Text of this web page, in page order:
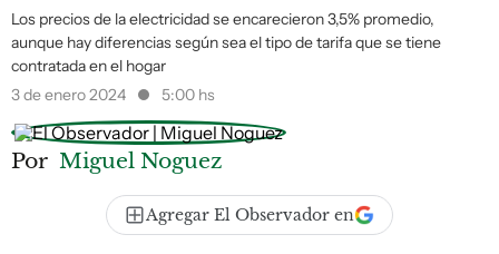
Los precios de la electricidad se encarecieron 3,5% promedio,
aunque hay diferencias según sea el tipo de tarifa que se tiene
contratada en el hogar
3 de enero 2024
5:00 hs
Por Miguel Noguez
Agregar El Observador en